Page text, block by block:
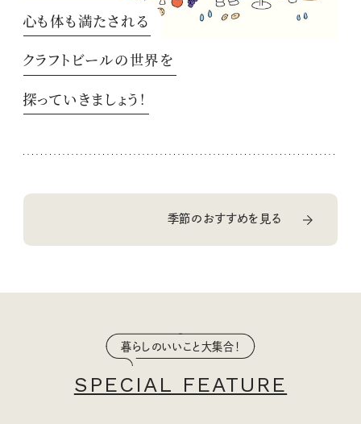
心も体も満たされる
クラフトビールの世界を
探っていきましょう！
季節のおすすめを見る
暮らしのいいこと大集合！
SPECIAL FEATURE